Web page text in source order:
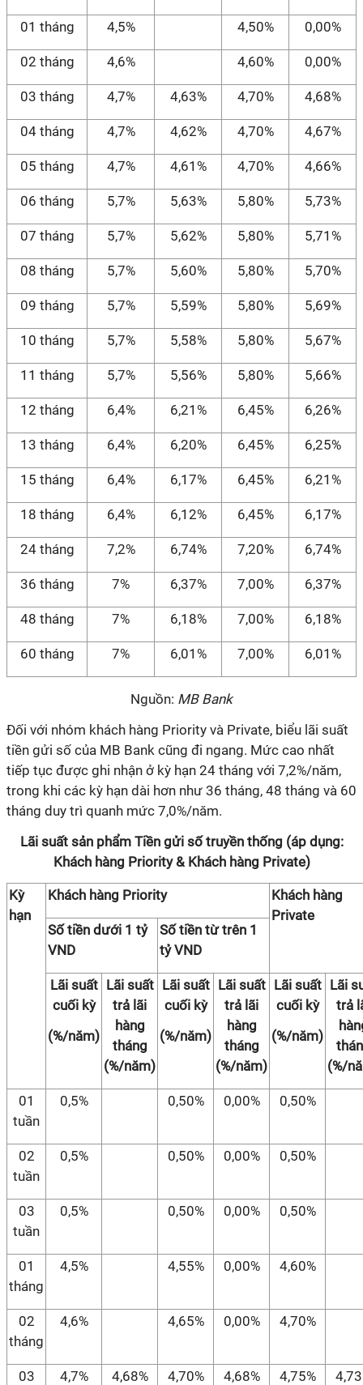
01 tháng 4,5% 4,50% 0,00%
02 tháng 4,6% 4,60% 0,00%
03 tháng 4,7% 4,63% 4,70% 4,68%
04 tháng 4,7% 4,62% 4,70% 4,67%
05 tháng 4,7% 4,61% 4,70% 4,66%
06 tháng 5,7% 5,63% 5,80% 5,73%
07 tháng 5,7% 5,62% 5,80% 5,71%
08 tháng 5,7% 5,60% 5,80% 5,70%
09 tháng 5,7% 5,59% 5,80% 5,69%
10 tháng 5,7% 5,58% 5,80% 5,67%
11 tháng 5,7% 5,56% 5,80% 5,66%
12 tháng 6,4% 6,21% 6,45% 6,26%
13 tháng 6,4% 6,20% 6,45% 6,25%
15 tháng 6,4% 6,17% 6,45% 6,21%
18 tháng 6,4% 6,12% 6,45% 6,17%
24 tháng 7,2% 6,74% 7,20% 6,74%
36 tháng 7% 6,37% 7,00% 6,37%
48 tháng 7% 6,18% 7,00% 6,18%
60 tháng 7% 6,01% 7,00% 6,01%
Nguồn: MB Bank
Đối với nhóm khách hàng Priority và Private, biểu lãi suất
tiền gửi số của MB Bank cũng đi ngang. Mức cao nhất
tiếp tục được ghi nhận ở kỳ hạn 24 tháng với 7,2%/năm,
trong khi các kỳ hạn dài hơn như 36 tháng, 48 tháng và 60
tháng duy trì quanh mức 7,0%/năm.
Lãi suất sản phẩm Tiền gửi số truyền thống (áp dụng:
Khách hàng Priority & Khách hàng Private)
Kỳ
hạn
Khách hàng Priority
Khách hàng
Private
Số tiền dưới 1 tỷ
VND
Số tiền từ trên 1
tỷ VND
Lãi suất
cuối kỳ
(%/năm)
Lãi suất
trả lãi
hàng
tháng
(%/năm)
Lãi suất
cuối kỳ
(%/năm)
Lãi suất
trả lãi
hàng
tháng
(%/năm)
Lãi suất
cuối kỳ
(%/năm)
Lãi
trả
(%/
01
tuần
0,5% 0,50% 0,00% 0,50%
02
tuần
0,5% 0,50% 0,00% 0,50%
03
tuần
0,5% 0,50% 0,00% 0,50%
01
tháng
4,5% 4,55% 0,00% 4,60%
02
tháng
4,6% 4,65% 0,00% 4,70%
03
4,7% 4,68% 4,70% 4,68% 4,75%